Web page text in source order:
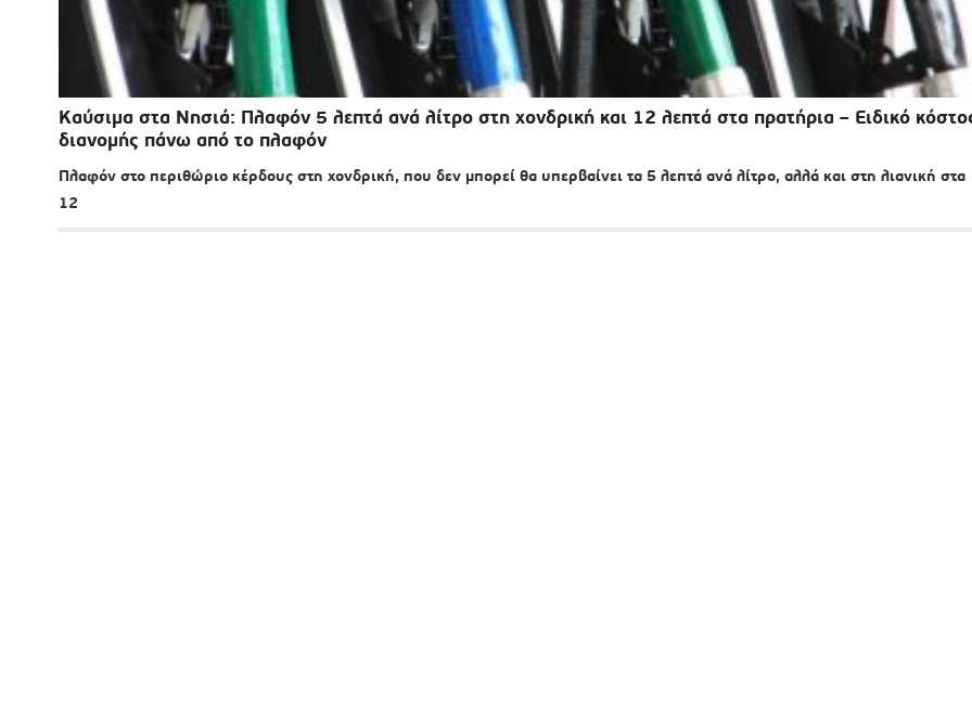
Καύσιμα στα Νησιά: Πλαφόν 5 λεπτά ανά λίτρο στη χονδρική και 12 λεπτά στα πρατήρια – Ειδικό
διανομής πάνω από το πλαφόν
Πλαφόν στο περιθώριο κέρδους στη χονδρική, που δεν μπορεί θα υπερβαίνει τα 5 λεπτά ανά λίτρο, αλλά και στη λιανική στα
12